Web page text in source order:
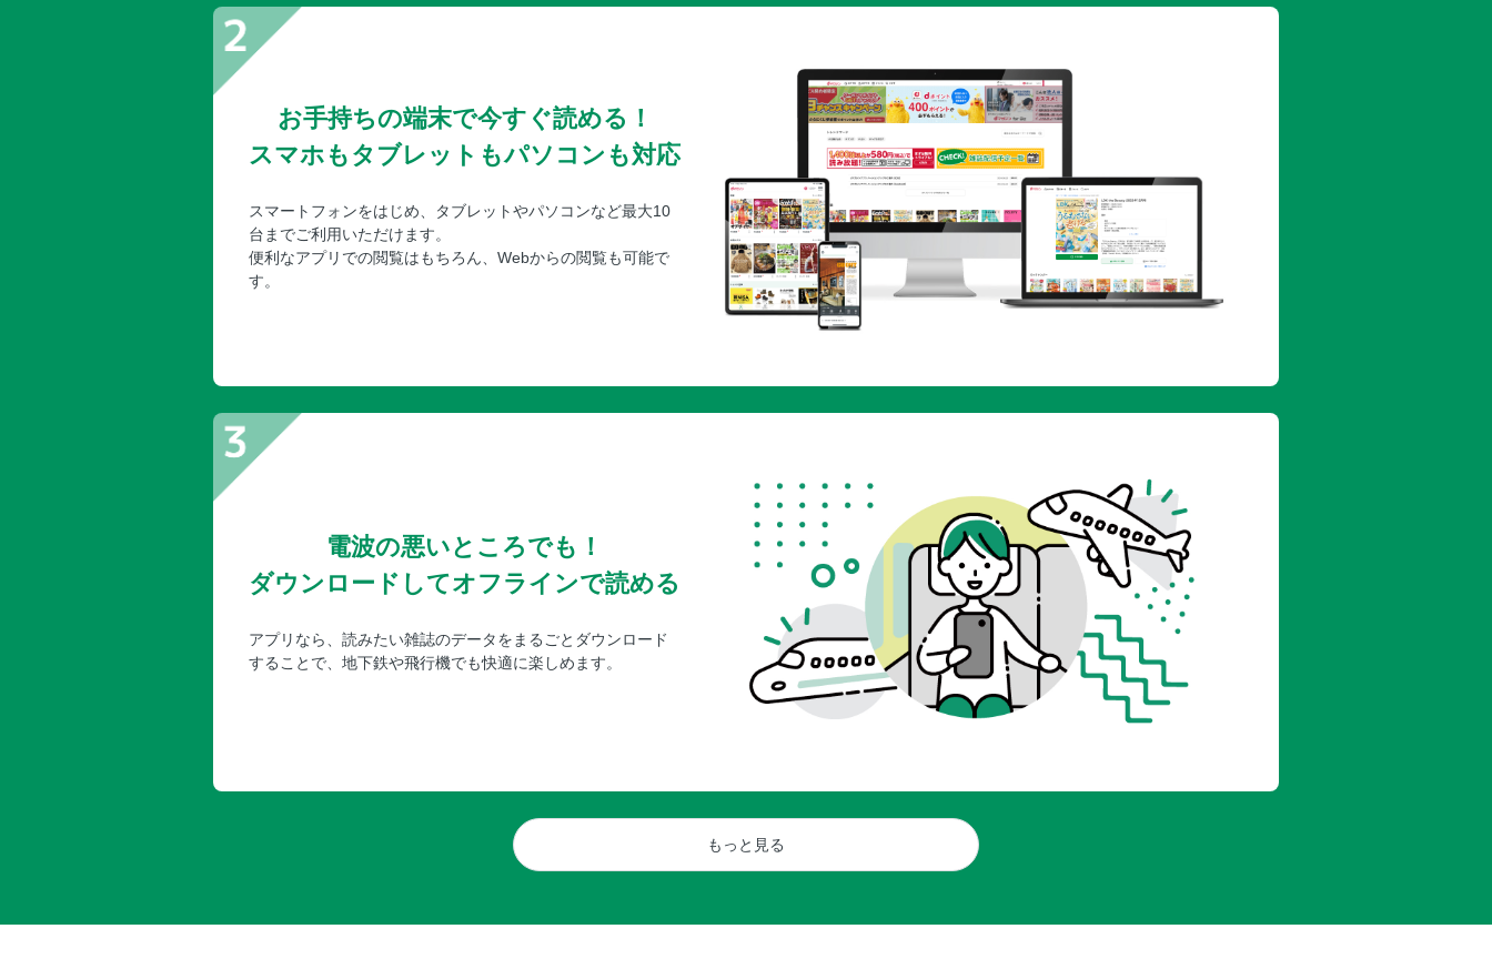
お手持ちの端末で今すぐ読める！
スマホもタブレットもパソコンも対応
スマートフォンをはじめ、タブレットやパソコンなど最大10
台までご利用いただけます。
便利なアプリでの閲覧はもちろん、Webからの閲覧も可能で
す。
電波の悪いところでも！
ダウンロードしてオフラインで読める
アプリなら、読みたい雑誌のデータをまるごとダウンロード
することで、地下鉄や飛行機でも快適に楽しめます。
もっと見る